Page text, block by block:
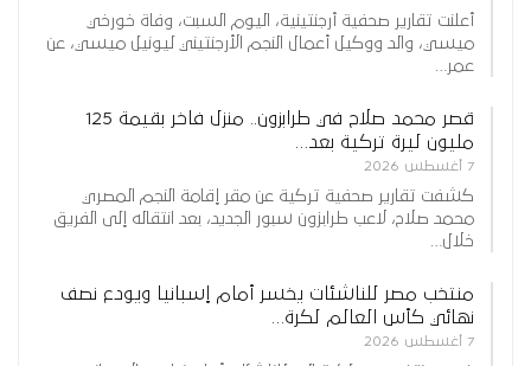
أعلنت تقارير صحفية أرجنتينية، اليوم السبت، وفاة خورخي
ميسي، والد ووكيل أعمال النجم الأرجنتيني ليونيل ميسي، عن
عمر…
قصر محمد صلاح في طرابزون.. منزل فاخر بقيمة 125
مليون ليرة تركية بعد…
7 أغسطس 2026
كشفت تقارير صحفية تركية عن مقر إقامة النجم المصري
محمد صلاح، لاعب طرابزون سبور الجديد، بعد انتقاله إلى الفريق
خلال…
منتخب مصر للناشئات يخسر أمام إسبانيا ويودع نصف
نهائي كأس العالم لكرة…
7 أغسطس 2026